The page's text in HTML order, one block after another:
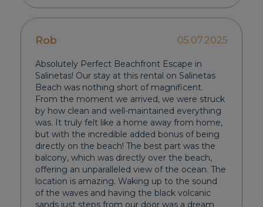
Rob 05.07.2025
Absolutely Perfect Beachfront Escape in
Salinetas! Our stay at this rental on Salinetas
Beach was nothing short of magnificent.
From the moment we arrived, we were struck
by how clean and well-maintained everything
was. It truly felt like a home away from home,
but with the incredible added bonus of being
directly on the beach! The best part was the
balcony, which was directly over the beach,
offering an unparalleled view of the ocean. The
location is amazing. Waking up to the sound
of the waves and having the black volcanic